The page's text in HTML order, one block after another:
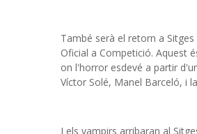
També serà el retorn a
Oficial a Competició. Aquest
on l'horror esdevé a partir
Víctor Solé, Manel Barceló, i
I els vampirs arribaran al